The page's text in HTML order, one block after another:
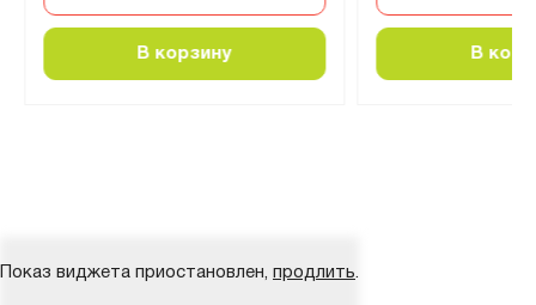
В корзину В
Показ виджета приостановлен, продлить.